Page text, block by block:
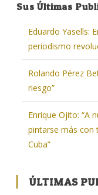
Sus Últimas
Eduardo Yasells:
periodismo
Rolando Pérez
riesgo”
Enrique Ojito: “A
pintarse más con
Cuba”
ÚLTIMAS